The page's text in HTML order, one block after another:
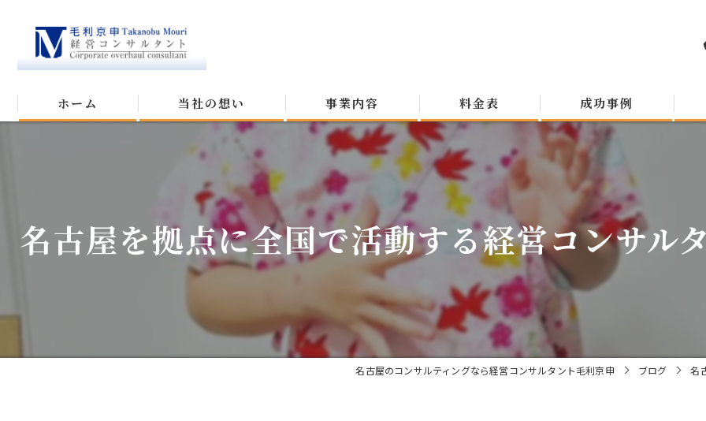
ホーム 当社の想い 事業内容 料金表 成功事例
名古屋を拠点に全国で活動する経営コンサル
名古屋のコンサルティングなら経営コンサルタント毛利京申 ブログ 名